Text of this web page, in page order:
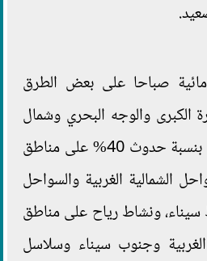
مائية صباحا على بعض الطرق
الكبرى والوجه البحري وشمال
الصعيد، وأمطارا خفيفة بنسبة حدوث 40% على مناطق
الشمالية الغربية والسواحل
سيناء، ونشاط رياح على مناطق
وجنوب سيناء وسلاسل